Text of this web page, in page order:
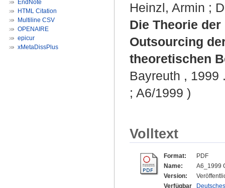
EndNote
HTML Citation
Multiline CSV
OPENAIRE
epicur
xMetaDissPlus
Heinzl, Armin ;
Die Theorie
Outsourcing
theoretischen
Bayreuth , 1999
; A6/1999 )
Volltext
Format:
PDF
Name:
A6_1999
Version:
Verfügbar